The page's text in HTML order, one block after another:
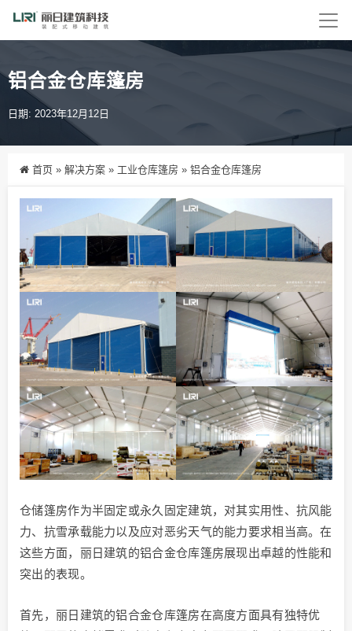
铝合金仓库篷房
日期: 2023年12月12日
首页 » 解决方案 » 工业仓库篷房 » 铝合金仓库篷房
仓储篷房作为半固定或永久固定建筑，对其实用性、抗风能
力、抗雪承载能力以及应对恶劣天气的能力要求相当高。在
这些方面，丽日建筑的铝合金仓库篷房展现出卓越的性能和
突出的表现。
首先，丽日建筑的铝合金仓库篷房在高度方面具有独特优